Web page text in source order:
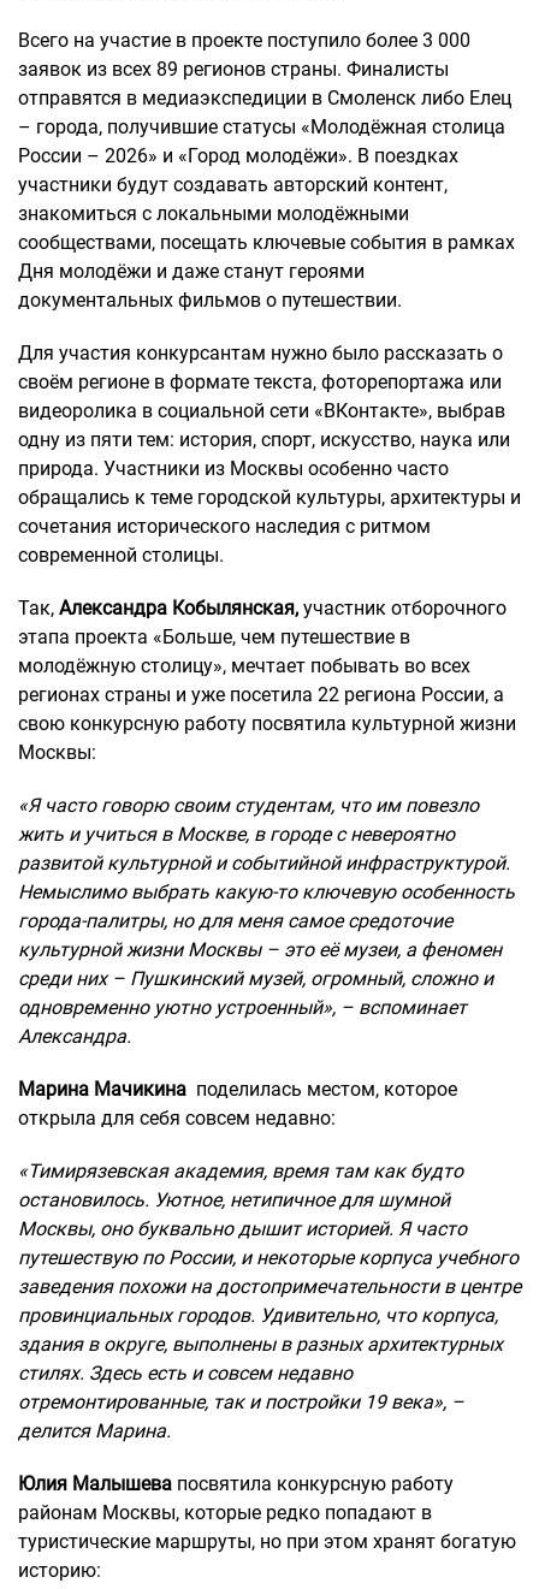
Всего на участие в проекте поступило более 3 000
заявок из всех 89 регионов страны. Финалисты
отправятся в медиаэкспедиции в Смоленск либо Елец
– города, получившие статусы «Молодёжная столица
России – 2026» и «Город молодёжи». В поездках
участники будут создавать авторский контент,
знакомиться с локальными молодёжными
сообществами, посещать ключевые события в рамках
Дня молодёжи и даже станут героями
документальных фильмов о путешествии.
Для участия конкурсантам нужно было рассказать о
своём регионе в формате текста, фоторепортажа или
видеоролика в социальной сети «ВКонтакте», выбрав
одну из пяти тем: история, спорт, искусство, наука или
природа. Участники из Москвы особенно часто
обращались к теме городской культуры, архитектуры и
сочетания исторического наследия с ритмом
современной столицы.
Так, Александра Кобылянская, участник отборочного
этапа проекта «Больше, чем путешествие в
молодёжную столицу», мечтает побывать во всех
регионах страны и уже посетила 22 региона России, а
свою конкурсную работу посвятила культурной жизни
Москвы:
«Я часто говорю своим студентам, что им повезло
жить и учиться в Москве, в городе с невероятно
развитой культурной и событийной инфраструктурой.
Немыслимо выбрать какую-то ключевую особенность
города-палитры, но для меня самое средоточие
культурной жизни Москвы – это её музеи, а феномен
среди них – Пушкинский музей, огромный, сложно и
одновременно уютно устроенный», – вспоминает
Александра.
Марина Мачикина поделилась местом, которое
открыла для себя совсем недавно:
«Тимирязевская академия, время там как будто
остановилось. Уютное, нетипичное для шумной
Москвы, оно буквально дышит историей. Я часто
путешествую по России, и некоторые корпуса учебного
заведения похожи на достопримечательности в центре
провинциальных городов. Удивительно, что корпуса,
здания в округе, выполнены в разных архитектурных
стилях. Здесь есть и совсем недавно
отремонтированные, так и постройки 19 века», –
делится Марина.
Юлия Малышева посвятила конкурсную работу
районам Москвы, которые редко попадают в
туристические маршруты, но при этом хранят богатую
историю: